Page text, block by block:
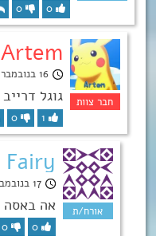
0
0
Artem כתב/ה:
16 בנובמבר 2018, 13:53
גוגל
1
0
Fairy כתב/ה:
17 בנובמבר 2018, 18:55
אה באסה
0
0